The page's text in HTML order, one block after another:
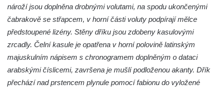
Budějovicích
Socha S tebou v parku na Senovážném
náměstí v Českých Budějovicích
Sousoší Humanoidi na Lannově třídě v
nároží jsou doplněna drobnými volutami, na spodu ukončenými
čabrakově se střapcem, v horní části voluty podpírají mělce
předstoupené lizény. Stěny dříku jsou zdobeny kasulovými
zrcadly. Čelní kasule je opatřena v horní polovině latinským
majuskulním nápisem s chronogramem doplněným o dataci
arabskými číslicemi, završena je mušlí podloženou akanty. Dřík
přechází nad prstencem plynule pomocí fabionu do vyložené